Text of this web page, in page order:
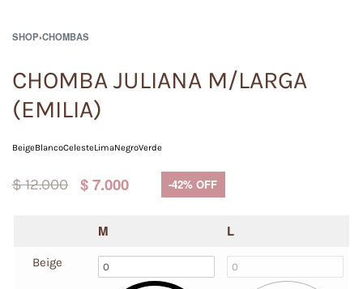
SHOP›CHOMBAS
CHOMBA JULIANA M/LARGA
(EMILIA)
BeigeBlancoCelesteLimaNegroVerde
$12.000 $7.000 -42% OFF
M L
Beige